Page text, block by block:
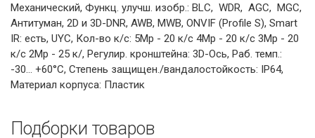
Механический, Функц. улучш. изобр.: BLC, WDR, AGC, MGC,
Антитуман, 2D и 3D-DNR, AWB, MWB, ONVIF (Profile S), Smart
IR: есть, UYC, Кол-во к/с: 5Mp - 20 к/с 4Mp - 20 к/с 3Mp - 20
к/с 2Mp - 25 к/, Регулир. кронштейна: 3D-Ось, Раб. темп.:
-30… +60°С, Степень защищен./вандалостойкость: IP64,
Материал корпуса: Пластик
Подборки товаров